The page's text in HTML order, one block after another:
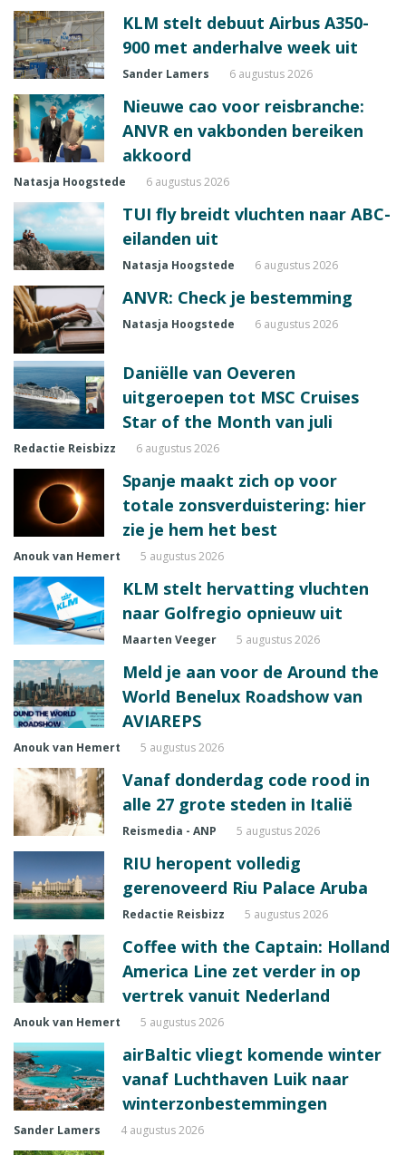
KLM stelt debuut Airbus A350-
900 met anderhalve week uit
Sander Lamers 6 augustus 2026
Nieuwe cao voor reisbranche:
ANVR en vakbonden bereiken
akkoord
Natasja Hoogstede 6 augustus 2026
TUI fly breidt vluchten naar ABC-
eilanden uit
Natasja Hoogstede 6 augustus 2026
ANVR: Check je bestemming
Natasja Hoogstede 6 augustus 2026
Daniëlle van Oeveren
uitgeroepen tot MSC Cruises
Star of the Month van juli
Redactie Reisbizz 6 augustus 2026
Spanje maakt zich op voor
totale zonsverduistering: hier
zie je hem het best
Anouk van Hemert 5 augustus 2026
KLM stelt hervatting vluchten
naar Golfregio opnieuw uit
Maarten Veeger 5 augustus 2026
Meld je aan voor de Around the
World Benelux Roadshow van
AVIAREPS
Anouk van Hemert 5 augustus 2026
Vanaf donderdag code rood in
alle 27 grote steden in Italië
Reismedia - ANP 5 augustus 2026
RIU heropent volledig
gerenoveerd Riu Palace Aruba
Redactie Reisbizz 5 augustus 2026
Coffee with the Captain: Holland
America Line zet verder in op
vertrek vanuit Nederland
Anouk van Hemert 5 augustus 2026
airBaltic vliegt komende winter
vanaf Luchthaven Luik naar
winterzonbestemmingen
Sander Lamers 4 augustus 2026